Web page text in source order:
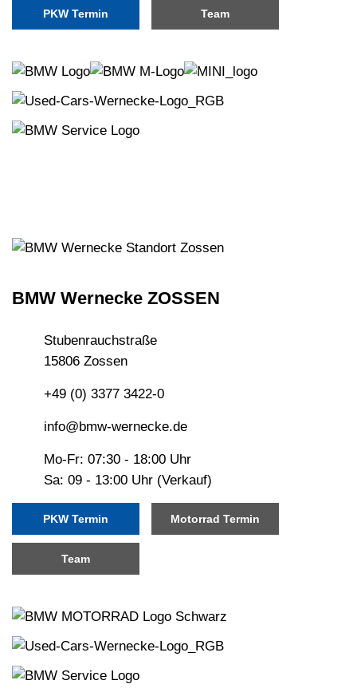
PKW Termin Team
BMW Wernecke ZOSSEN
Stubenrauchstraße
15806 Zossen
+49 (0) 3377 3422-0
info@bmw-wernecke.de
Mo-Fr: 07:30 - 18:00 Uhr
Sa: 09 - 13:00 Uhr (Verkauf)
PKW Termin Motorrad Termin
Team